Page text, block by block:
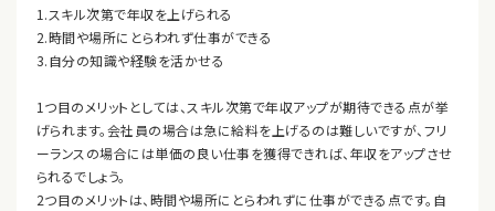
1.スキル次第で年収を上げられる
2.時間や場所にとらわれず仕事ができる
3.自分の知識や経験を活かせる
1つ目のメリットとしては、スキル次第で年収アップが期待できる点が挙
げられます。会社員の場合は急に給料を上げるのは難しいですが、フリ
ーランスの場合には単価の良い仕事を獲得できれば、年収をアップさせ
られるでしょう。
2つ目のメリットは、時間や場所にとらわれずに仕事ができる点です。自